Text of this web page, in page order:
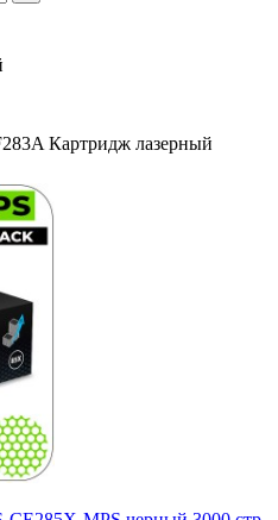
Картридж лазерный